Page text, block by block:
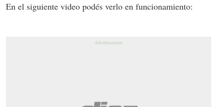
En el siguiente video podés verlo en funcionamiento: